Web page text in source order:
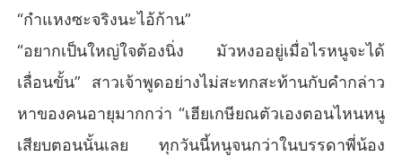
“กำแหงซะจริงนะไอ้ก้าน”
“อยากเป็นใหญ่ใจต้องนิ่ง มัวหงออยู่เมื่อไรหนูจะได้
เลื่อนขั้น” สาวเจ้าพูดอย่างไม่สะทกสะท้านกับคำกล่าว
หาของคนอายุมากกว่า “เฮียเกษียณตัวเองตอนไหนหนู
เสียบตอนนั้นเลย ทุกวันนี้หนูจนกว่าในบรรดาพี่น้อง